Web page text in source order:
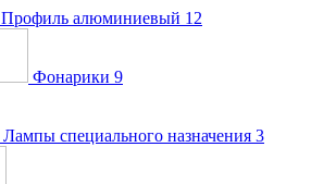
Профиль алюминиевый 12
Фонарики 9
Лампы специального назначения 3